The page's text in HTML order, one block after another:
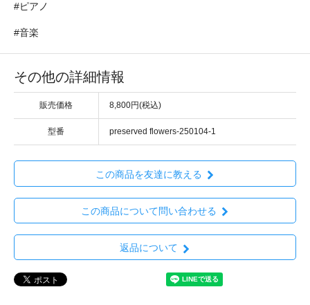
#ピアノ
#音楽
その他の詳細情報
販売価格 8,800円(税込)
型番 preserved flowers-250104-1
この商品を友達に教える
この商品について問い合わせる
返品について